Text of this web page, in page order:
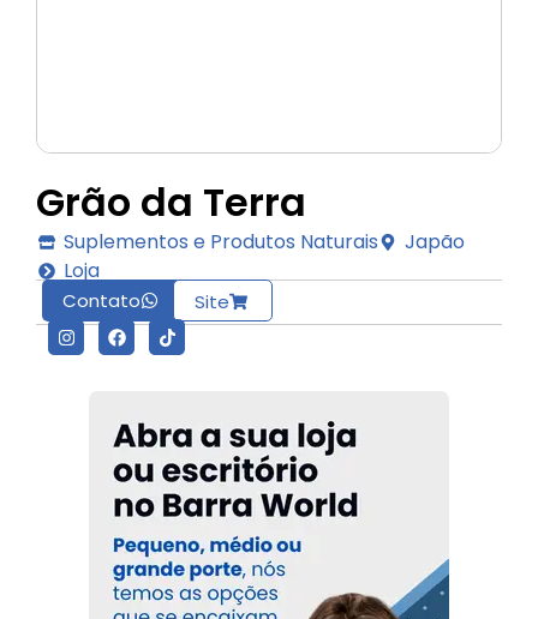
Suplementos e Produtos Naturais
Japão
Loja
Contato Site
Grão da Terra